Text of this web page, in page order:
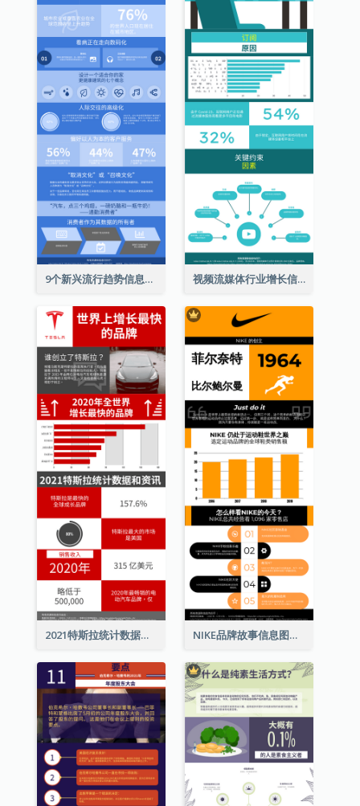
9个新兴流行趋势信息图表 视频流媒体行业增长信息图表
2021特斯拉统计数据和资讯信息图表 NIKE品牌故事信息图表